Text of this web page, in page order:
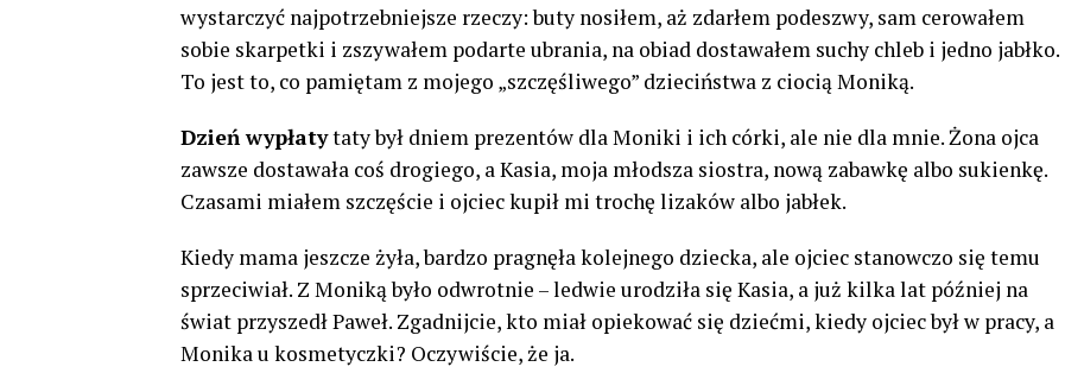
wystarczyć najpotrzebniejsze rzeczy: buty nosiłem, aż zdarłem podeszwy, sam cerowałem
sobie skarpetki i zszywałem podarte ubrania, na obiad dostawałem suchy chleb i jedno jabłko.
To jest to, co pamiętam z mojego „szczęśliwego” dzieciństwa z ciocią Moniką.
Dzień wypłatytaty był dniem prezentów dla Moniki i ich córki, ale nie dla mnie. Żona ojca
zawsze dostawała coś drogiego, a Kasia, moja młodsza siostra, nową zabawkę albo sukienkę.
Czasami miałem szczęście i ojciec kupił mi trochę lizaków albo jabłek.
Kiedy mama jeszcze żyła, bardzo pragnęła kolejnego dziecka, ale ojciec stanowczo się temu
sprzeciwiał. Z Moniką było odwrotnie – ledwie urodziła się Kasia, a już kilka lat później na
świat przyszedł Paweł. Zgadnijcie, kto miał opiekować się dziećmi, kiedy ojciec był w pracy, a
Monika u kosmetyczki? Oczywiście, że ja.